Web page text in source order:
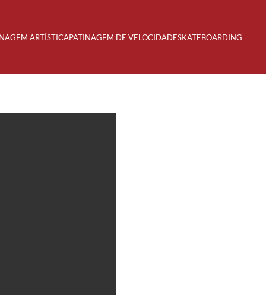
ARTÍSTICAPATINAGEM DE VELOCIDADESKATEBOARDING